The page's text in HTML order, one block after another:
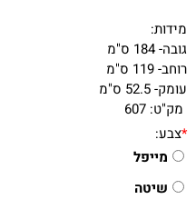
מידות:
גובה- 184 ס"מ
רוחב- 119 ס"מ
עומק- 52.5 ס"מ
מק"ט: 607
*צבע:
מייפל
שיטה